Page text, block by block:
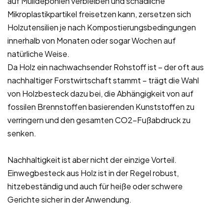
Mikroplastikpartikel freisetzen kann, zersetzen sich
Holzutensilien je nach Kompostierungsbedingungen
innerhalb von Monaten oder sogar Wochen auf
natürliche Weise.
Da Holz ein nachwachsender Rohstoff ist – der oft aus
nachhaltiger Forstwirtschaft stammt – trägt die Wahl
von Holzbesteck dazu bei, die Abhängigkeit von auf
fossilen Brennstoffen basierenden Kunststoffen zu
verringern und den gesamten CO2-Fußabdruck zu
senken.
Nachhaltigkeit ist aber nicht der einzige Vorteil.
Einwegbesteck aus Holz ist in der Regel robust,
hitzebeständig und auch für heiße oder schwere
Gerichte sicher in der Anwendung.